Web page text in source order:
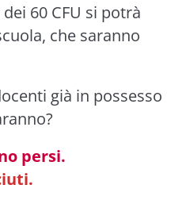
60 CFU si potrà
che saranno
già in possesso
persi.